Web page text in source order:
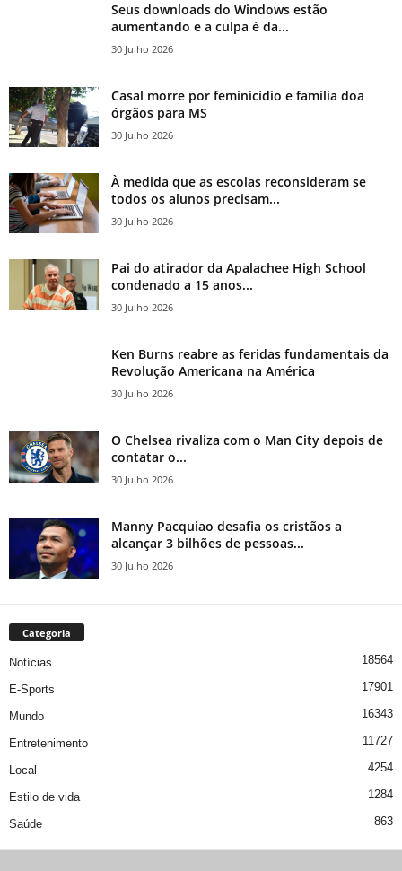
Seus downloads do Windows estão
aumentando e a culpa é da...
30 Julho 2026
Casal morre por feminicídio e família doa
órgãos para MS
30 Julho 2026
À medida que as escolas reconsideram se
todos os alunos precisam...
30 Julho 2026
Pai do atirador da Apalachee High School
condenado a 15 anos...
30 Julho 2026
Ken Burns reabre as feridas fundamentais da
Revolução Americana na América
30 Julho 2026
O Chelsea rivaliza com o Man City depois de
contatar o...
30 Julho 2026
Manny Pacquiao desafia os cristãos a
alcançar 3 bilhões de pessoas...
30 Julho 2026
Categoria
Notícias 18564
E-Sports 17901
Mundo 16343
Entretenimento 11727
Local 4254
Estilo de vida 1284
Saúde 863